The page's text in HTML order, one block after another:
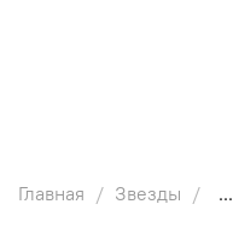
Главная Звезды ...